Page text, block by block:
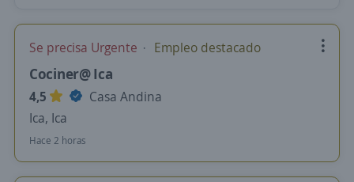
Se precisa Urgente Empleo destacado
Cociner@ Ica
4,5
Casa Andina
Ica, Ica
Hace 2 horas